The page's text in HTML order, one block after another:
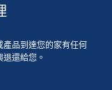
品到達您的家有任何
還給您。